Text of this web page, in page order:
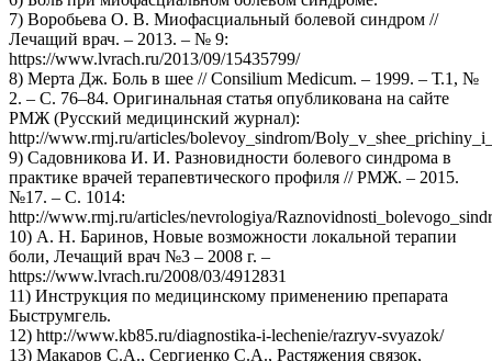
7) Воробьева О. В. Миофасциальный болевой синдром //
Лечащий врач. – 2013. – № 9:
https://www.lvrach.ru/2013/09/15435799/
8) Мерта Дж. Боль в шее // Consilium Medicum. – 1999. – Т.1, №
2. – С. 76–84. Оригинальная статья опубликована на сайте
РМЖ (Русский медицинский журнал):
http://www.rmj.ru/articles/bolevoy_sindrom/
9) Садовникова И. И. Разновидности болевого синдрома в
практике врачей терапевтического профиля // РМЖ. – 2015.
№17. – С. 1014:
http://www.rmj.ru/articles/nevrologiya/
10) А. Н. Баринов, Новые возможности локальной терапии
боли, Лечащий врач №3 – 2008 г. –
https://www.lvrach.ru/2008/03/4912831
11) Инструкция по медицинскому применению препарата
Быструмгель.
12) http://www.kb85.ru/diagnostika-i-lechenie/razryv-svyazok/
13) Макаров С.А., Сергиенко С.А., Растяжения связок,